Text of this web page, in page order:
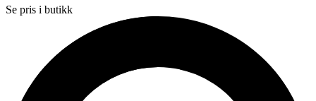
Se pris i butikk